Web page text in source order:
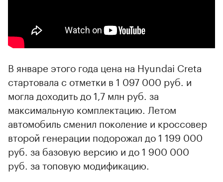
В январе этого года цена на Hyundai Creta
стартовала с отметки в 1 097 000 руб. и
могла доходить до 1,7 млн руб. за
максимальную комплектацию. Летом
автомобиль сменил поколение и кроссовер
второй генерации подорожал до 1 199 000
руб. за базовую версию и до 1 900 000
руб. за топовую модификацию.